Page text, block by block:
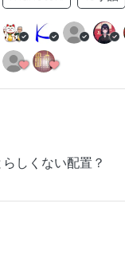
しくない配置？